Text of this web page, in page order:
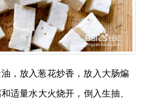
，放入葱花炒香，放入大肠煸
适量水大火烧开，倒入生抽、